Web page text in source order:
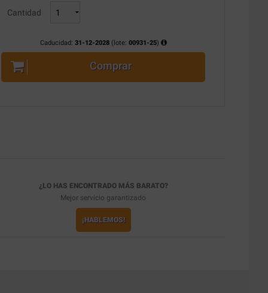
Cantidad
Caducidad: 31-12-2028(lote: 00931-25)
Comprar
¿LO HAS ENCONTRADO MÁS BARATO?
Mejor servicio garantizado
¡HABLEMOS!